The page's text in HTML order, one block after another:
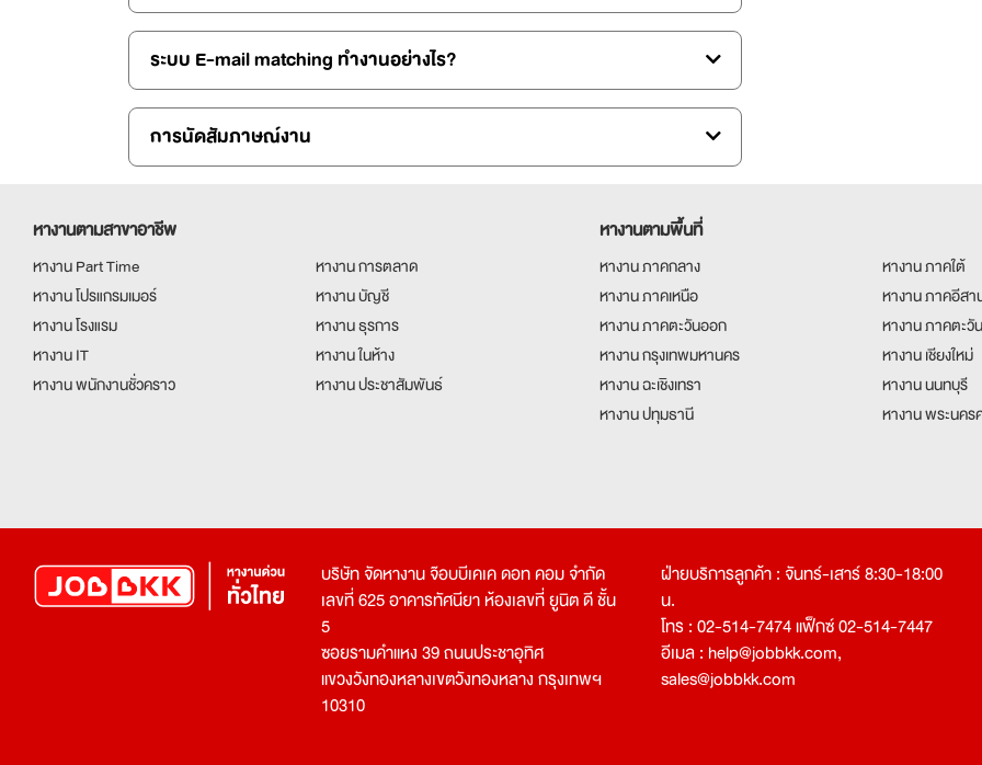
ระบบ E-mail matching ทำงานอย่างไร?
การนัดสัมภาษณ์งาน
หางานตามสาขาอาชีพ
หางาน Part Time
หางาน การตลาด
หางาน โปรแกรมเมอร์
หางาน บัญชี
หางาน โรงแรม
หางาน ธุรการ
หางาน IT
หางาน ในห้าง
หางาน พนักงานชั่วคราว
หางาน ประชาสัมพันธ์
หางานตามพื้นที่
หางาน ภาคกลาง
หางาน ภาคใต้
หางาน ภาคเหนือ
หางาน ภาคอีสา
หางาน ภาคตะวันออก
หางาน ภาคตะวั
หางาน กรุงเทพมหานคร
หางาน เชียงใหม่
หางาน ฉะเชิงเทรา
หางาน นนทบุรี
หางาน ปทุมธานี
หางาน พระนคร
บริษัท จัดหางาน จ๊อบบีเคเค ดอท คอม จำกัด
เลขที่ 625 อาคารทัศนียา ห้องเลขที่ ยูนิต ดี ชั้น
5
ซอยรามคำแหง 39 ถนนประชาอุทิศ
แขวงวังทองหลางเขตวังทองหลาง กรุงเทพฯ
10310
ฝ่ายบริการลูกค้า : จันทร์-เสาร์ 8:30-18:00
น.
โทร : 02-514-7474 แฟ็กซ์ 02-514-7447
อีเมล : help@jobbkk.com,
sales@jobbkk.com